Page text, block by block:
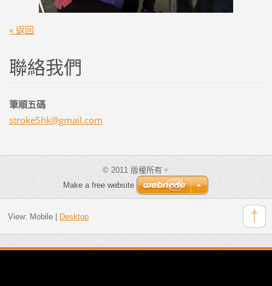
« 返回
聯絡我們
筆順五碼
stroke5hk@gmail.com
© 2011 版權所有。
Make a free website
View: Mobile| Desktop